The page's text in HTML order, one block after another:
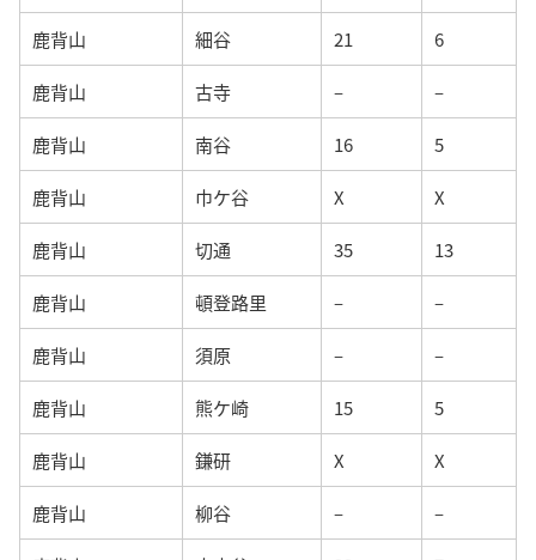
鹿背山 細谷 21 6
鹿背山 古寺 – –
鹿背山 南谷 16 5
鹿背山 巾ケ谷 X X
鹿背山 切通 35 13
鹿背山 頓登路里 – –
鹿背山 須原 – –
鹿背山 熊ケ崎 15 5
鹿背山 鎌研 X X
鹿背山 柳谷 – –